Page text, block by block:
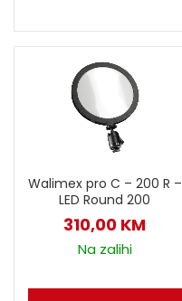
Walimex pro C – 200 R –
LED Round 200
310,00 KM
Na zalihi